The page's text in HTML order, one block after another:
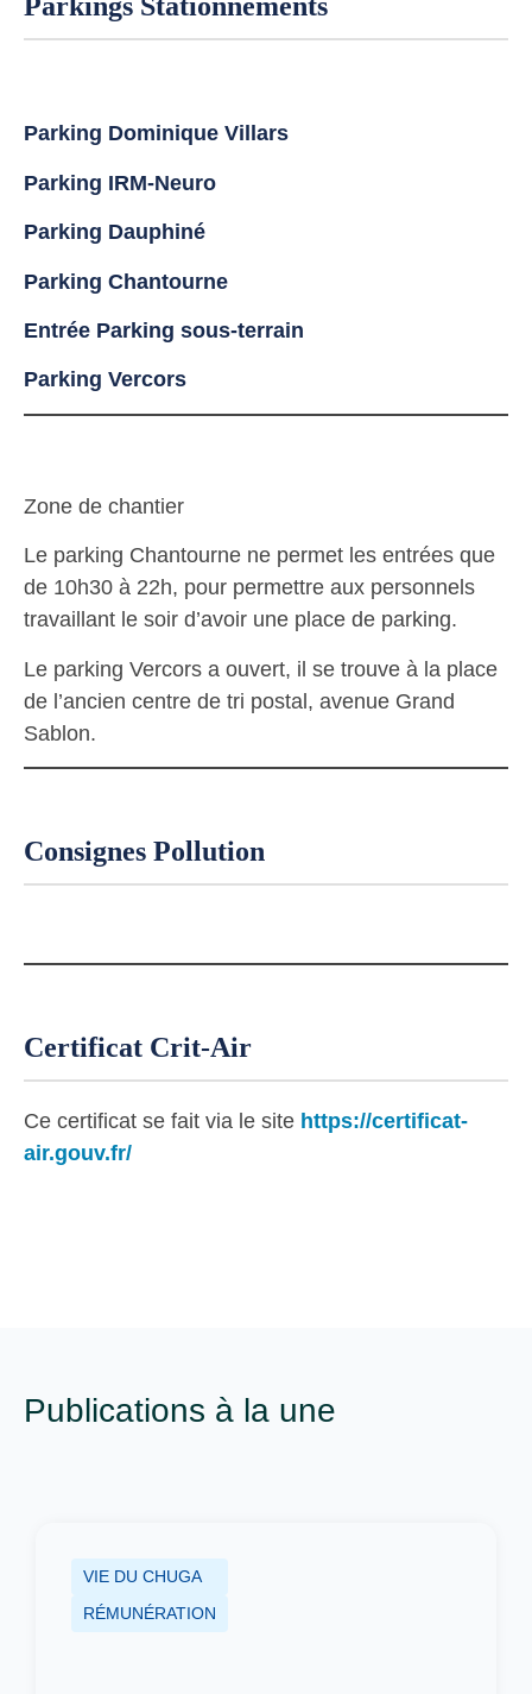
Parkings Stationnements
Parking Dominique Villars
Parking IRM-Neuro
Parking Dauphiné
Parking Chantourne
Entrée Parking sous-terrain
Parking Vercors
Zone de chantier
Le parking Chantourne ne permet les entrées que
de 10h30 à 22h, pour permettre aux personnels
travaillant le soir d’avoir une place de parking.
Le parking Vercors a ouvert, il se trouve à la place
de l’ancien centre de tri postal, avenue Grand
Sablon.
Consignes Pollution
Certificat Crit-Air
Ce certificat se fait via le site https://certificat-
air.gouv.fr/
Publications à la une
VIE DU CHUGA
RÉMUNÉRATION